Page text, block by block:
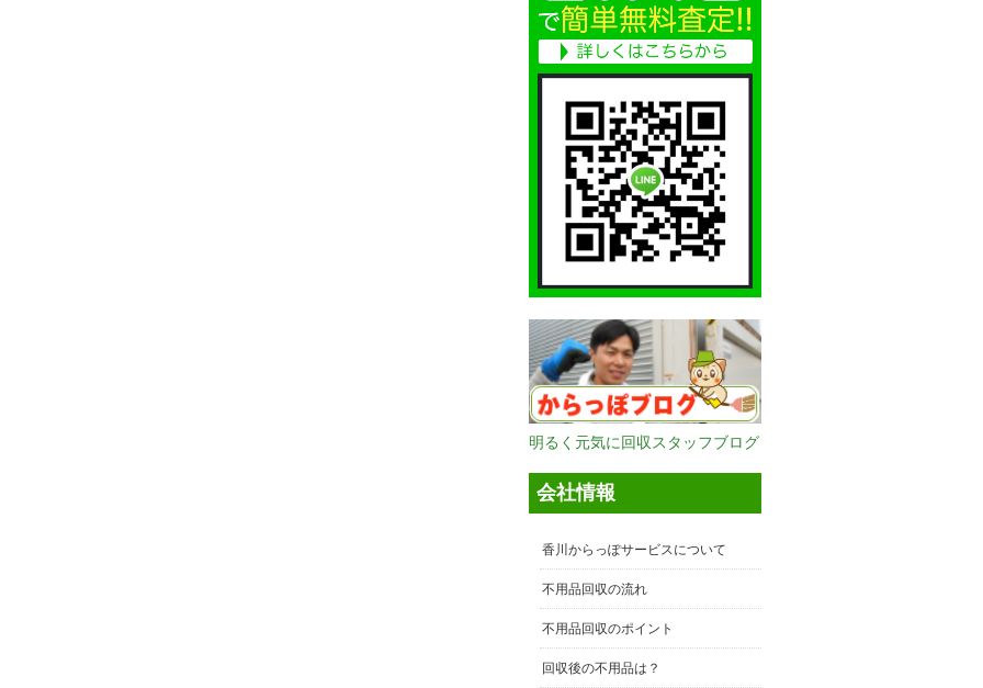
明るく元気に回収スタッフブログ
会社情報
香川からっぽサービスについて
不用品回収の流れ
不用品回収のポイント
回収後の不用品は？